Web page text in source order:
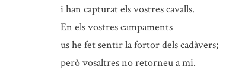
i han capturat els vostres cavalls.
En els vostres campaments
us he fet sentir la fortor dels cadàvers;
però vosaltres no retorneu a mi.